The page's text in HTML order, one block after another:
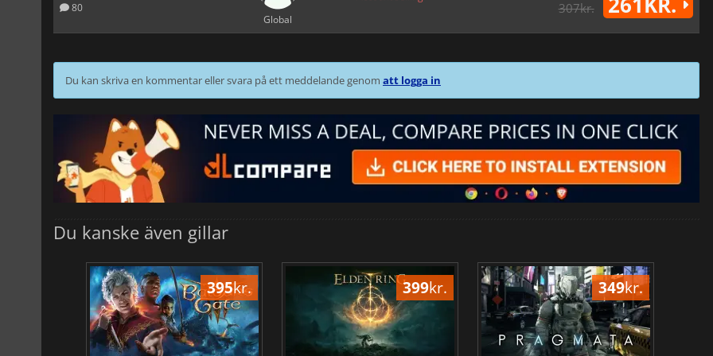
80
Global
307kr.
Du kan skriva en kommentar eller svara på ett meddelande genom att logga in
Du kanske även gillar
395kr. 399kr. 349kr.